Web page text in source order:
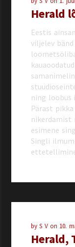
Herald
Eestis
viljelev
ning loobus
Pärast
nikerdamist
esimene
Singli
byS V on 10.
Herald,